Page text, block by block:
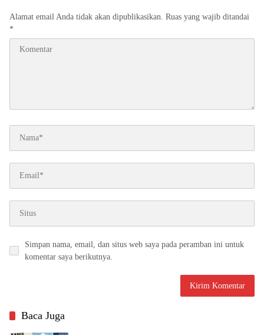
Alamat email Anda tidak akan dipublikasikan. Ruas yang wajib ditandai
*
Simpan nama, email, dan situs web saya pada peramban ini untuk
komentar saya berikutnya.
Baca Juga